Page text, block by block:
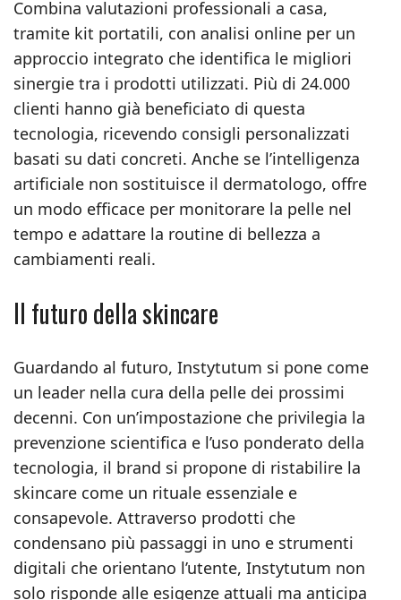
Combina valutazioni professionali a casa,
tramite kit portatili, con analisi online per un
approccio integrato che identifica le migliori
sinergie tra i prodotti utilizzati. Più di 24.000
clienti hanno già beneficiato di questa
tecnologia, ricevendo consigli personalizzati
basati su dati concreti. Anche se l’intelligenza
artificiale non sostituisce il dermatologo, offre
un modo efficace per monitorare la pelle nel
tempo e adattare la routine di bellezza a
cambiamenti reali.
Il futuro della skincare
Guardando al futuro, Instytutum si pone come
un leader nella cura della pelle dei prossimi
decenni. Con un’impostazione che privilegia la
prevenzione scientifica e l’uso ponderato della
tecnologia, il brand si propone di ristabilire la
skincare come un rituale essenziale e
consapevole. Attraverso prodotti che
condensano più passaggi in uno e strumenti
digitali che orientano l’utente, Instytutum non
solo risponde alle esigenze attuali ma anticipa